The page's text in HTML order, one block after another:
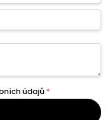
údajů *